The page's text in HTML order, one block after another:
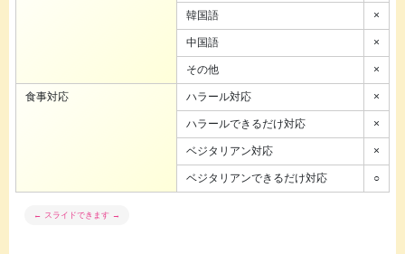
韓国語 ×
中国語 ×
その他 ×
食事対応 ハラール対応 ×
ハラールできるだけ対応 ×
ベジタリアン対応 ×
ベジタリアンできるだけ対応 ○